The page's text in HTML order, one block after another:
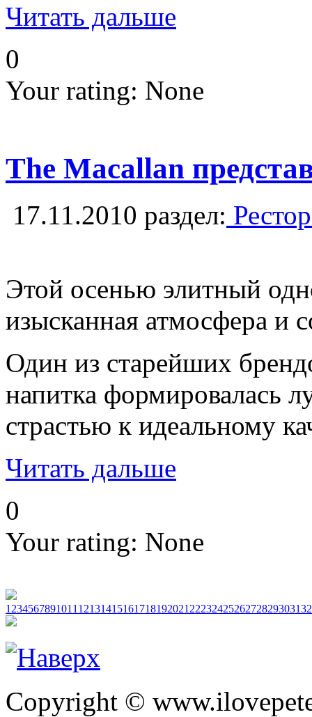
Читать дальше
0
Your rating: None
The Macallan
17.11.2010 раздел:
Этой осенью элитный
изысканная атмосфера и
Один из старейших
напитка формировалась
страстью к идеальному
Читать дальше
0
Your rating: None
1 234567891011 12131415161718192021 2223242526272829303132
Copyright ©